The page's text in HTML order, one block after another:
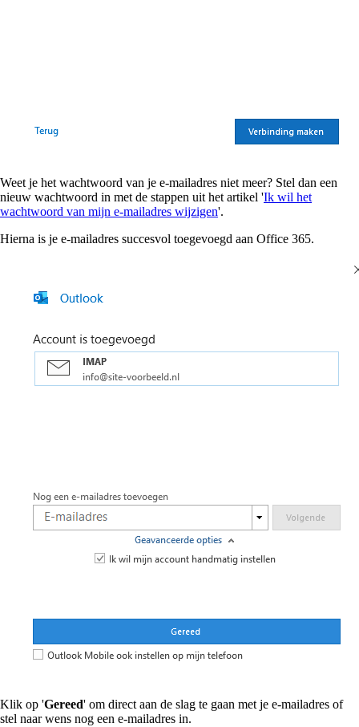
Weet je het wachtwoord van je e-mailadres niet meer? Stel dan een
nieuw wachtwoord in met de stappen uit het artikel 'Ik wil het
wachtwoord van mijn e-mailadres wijzigen'.
Hierna is je e-mailadres succesvol toegevoegd aan Office 365.
Klik op 'Gereed' om direct aan de slag te gaan met je e-mailadres of
stel naar wens nog een e-mailadres in.